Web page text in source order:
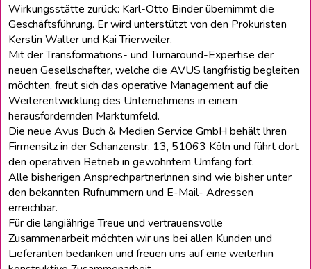
Wirkungsstätte zurück: Karl-Otto Binder übernimmt die
Geschäftsführung. Er wird unterstützt von den Prokuristen
Kerstin Walter und Kai Trierweiler.
Mit der Transformations- und Turnaround-Expertise der
neuen Gesellschafter, welche die AVUS langfristig begleiten
möchten, freut sich das operative Management auf die
Weiterentwicklung des Unternehmens in einem
herausfordernden Marktumfeld.
Die neue Avus Buch & Medien Service GmbH behält lhren
Firmensitz in der Schanzenstr. 13, 51063 Köln und führt dort
den operativen Betrieb in gewohntem Umfang fort.
Alle bisherigen Ansprechpartnerlnnen sind wie bisher unter
den bekannten Rufnummern und E-Mail- Adressen
erreichbar.
Für die langiährige Treue und vertrauensvolle
Zusammenarbeit möchten wir uns bei allen Kunden und
Lieferanten bedanken und freuen uns auf eine weiterhin